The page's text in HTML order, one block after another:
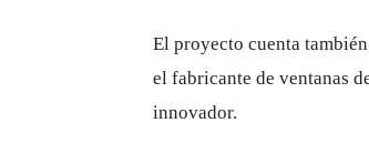
El proyecto cuenta
el fabricante de ventanas
innovador.